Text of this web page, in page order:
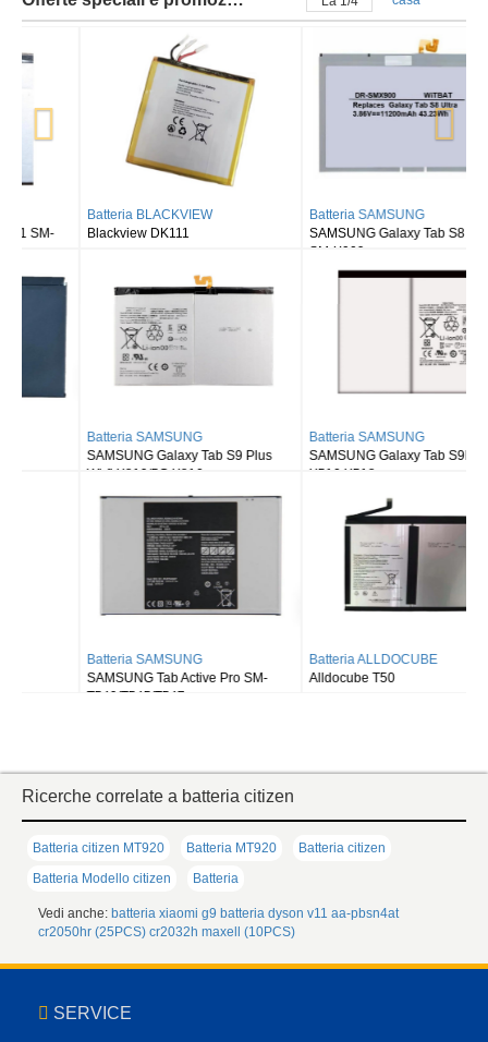
Batteria BLACKVIEW
Blackview DK111
Batteria SAMSUNG
SAMSUNG Galaxy Tab S8 Ultra
Batteria SAMSUNG
SAMSUNG Galaxy Tab S9 Plus
Wi-fi X810/5G X816
Batteria SAMSUNG
SAMSUNG Galaxy Tab S9FE X510
X516 X518
Batteria SAMSUNG
SAMSUNG Tab Active Pro SM-
T540/T545/T547
Batteria ALLDOCUBE
Alldocube T50
Ricerche correlate a batteria citizen
Batteria citizen MT920 Batteria MT920
Batteria citizen
Batteria Modello citizen
Batteria
Vedi anche: batteria xiaomi g9 batteria dyson v11 aa-pbsn4at
cr2050hr (25PCS) cr2032h maxell (10PCS)
SERVICE